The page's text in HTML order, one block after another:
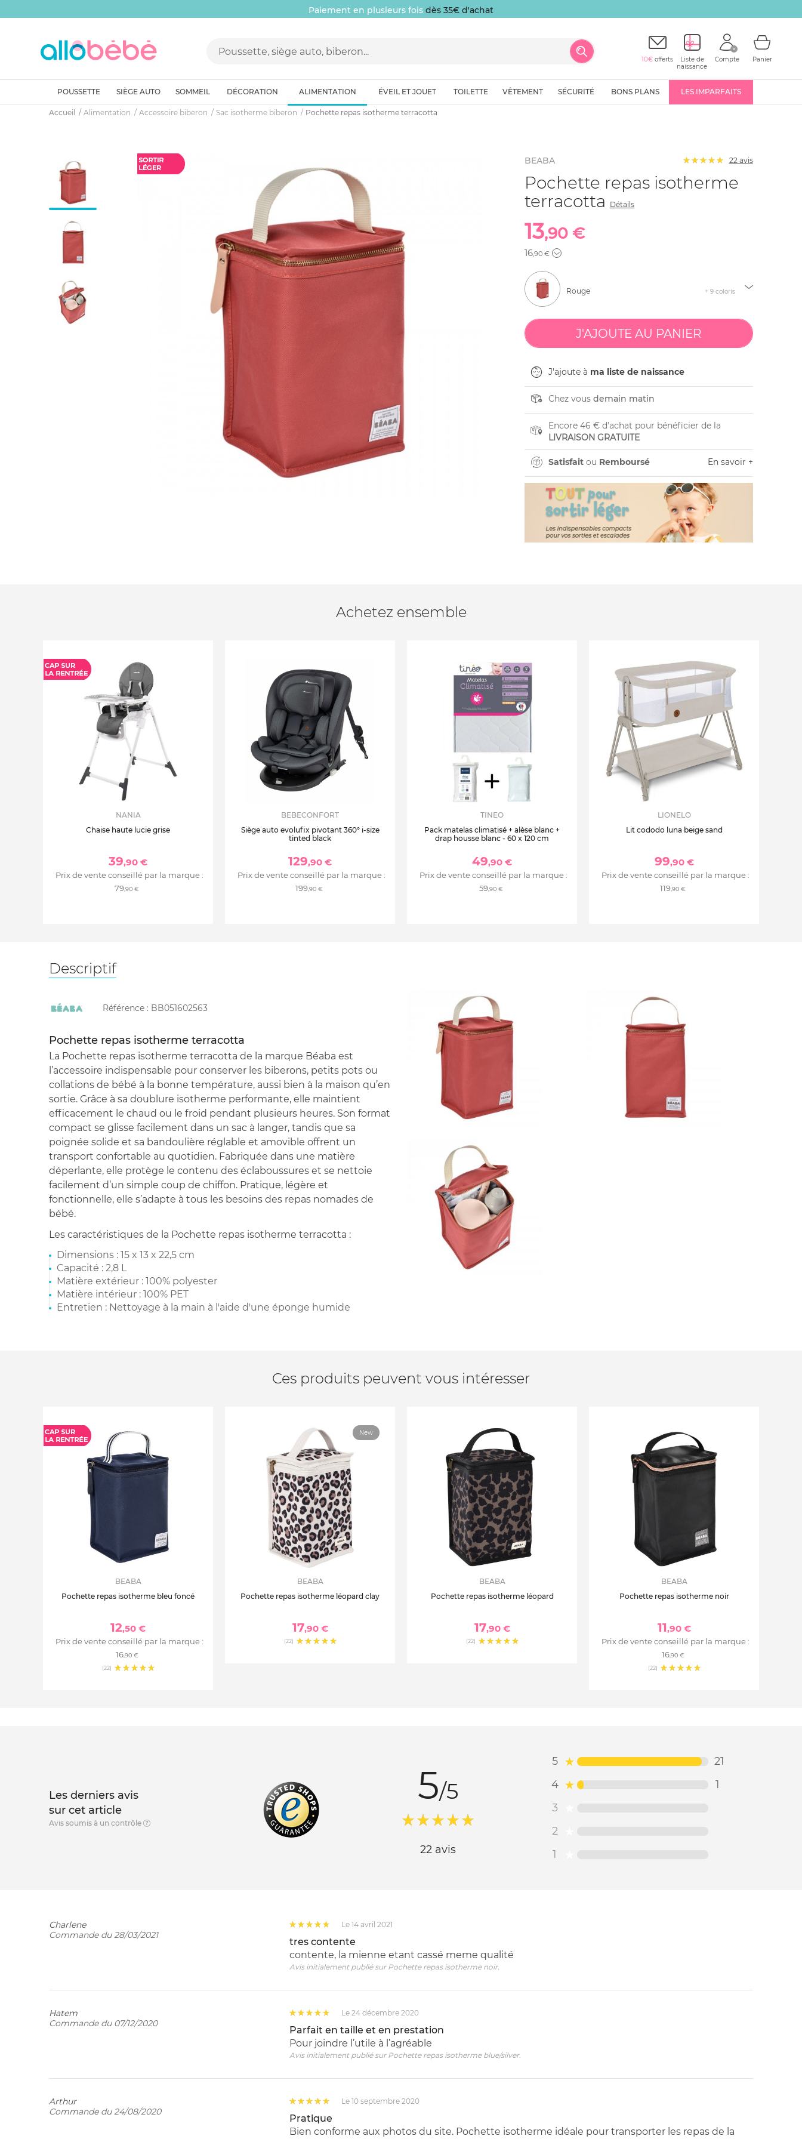
Paiement en plusieurs fois dès 35€ d'achat
10€ offerts
Liste de
naissance
Compte Panier
POUSSETTE SIÈGE AUTO SOMMEIL DÉCORATION ALIMENTATION ÉVEIL ET JOUET TOILETTE VÊTEMENT SÉCURITÉ BONS PLANS LES IMPARFAITS
Accueil Alimentation Accessoire biberon Sac isotherme biberon Pochette repas isotherme terracotta
BEABA 22avis
Pochette repas isotherme
terracotta
Détails
13,90 €
16,90 €
Rouge + 9 coloris
J'ajoute à ma liste de naissance
Chez vous demain matin
Encore 46 € d'achat pour bénéficier de la
LIVRAISON GRATUITE
Satisfaitou Remboursé En savoir +
Achetez ensemble
NANIA
Chaise haute lucie grise
39,90 €
Prix de vente conseillé par la marque :
79,90 €
BEBECONFORT
Siège auto evolufix pivotant 360° i-size
tinted black
129,90 €
Prix de vente conseillé par la marque :
199,90 €
TINEO
Pack matelas climatisé + alèse blanc +
drap housse blanc - 60 x 120 cm
49,90 €
Prix de vente conseillé par la marque :
59,90 €
LIONELO
Lit cododo luna beige sand
99,90 €
Prix de vente conseillé par la marque :
119,90 €
Descriptif
Référence : BB051602563
Pochette repas isotherme terracotta
La Pochette repas isotherme terracotta de la marque Béaba est
l’accessoire indispensable pour conserver les biberons, petits pots ou
collations de bébé à la bonne température, aussi bien à la maison qu’en
sortie. Grâce à sa doublure isotherme performante, elle maintient
efficacement le chaud ou le froid pendant plusieurs heures. Son format
compact se glisse facilement dans un sac à langer, tandis que sa
poignée solide et sa bandoulière réglable et amovible offrent un
transport confortable au quotidien. Fabriquée dans une matière
déperlante, elle protège le contenu des éclaboussures et se nettoie
facilement d’un simple coup de chiffon. Pratique, légère et
fonctionnelle, elle s’adapte à tous les besoins des repas nomades de
bébé.
Les caractéristiques de la Pochette repas isotherme terracotta :
Dimensions : 15 x 13 x 22,5 cm
Capacité : 2,8 L
Matière extérieur : 100% polyester
Matière intérieur : 100% PET
Entretien : Nettoyage à la main à l'aide d'une éponge humide
Ces produits peuvent vous intéresser
BEABA
Pochette repas isotherme bleu foncé
12,50 €
Prix de vente conseillé par la marque :
16,90 €
(22)
New
BEABA
Pochette repas isotherme léopard clay
17,90 €
(22)
BEABA
Pochette repas isotherme léopard
17,90 €
(22)
BEABA
Pochette repas isotherme noir
11,90 €
Prix de vente conseillé par la marque :
16,90 €
(22)
Les derniers avis
sur cet article
Avis soumis à un contrôle
5/5
22 avis
5
21
4
1
3
2
1
Charlene
Commande du 28/03/2021
Le 14 avril 2021
tres contente
contente, la mienne etant cassé meme qualité
Avis initialement publié sur Pochette repas isotherme noir.
Hatem
Commande du 07/12/2020
Le 24 décembre 2020
Parfait en taille et en prestation
Pour joindre l’utile à l’agréable
Avis initialement publié sur Pochette repas isotherme blue/silver.
Arthur
Commande du 24/08/2020
Le 10 septembre 2020
Pratique
Bien conforme aux photos du site. Pochette isotherme idéale pour transporter les repas de la